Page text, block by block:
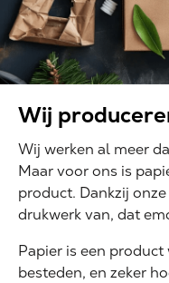
Wij
Wij werken al meer
Maar voor ons is
product. Dankzij
drukwerk van, dat
Papier is een
besteden, en zeker